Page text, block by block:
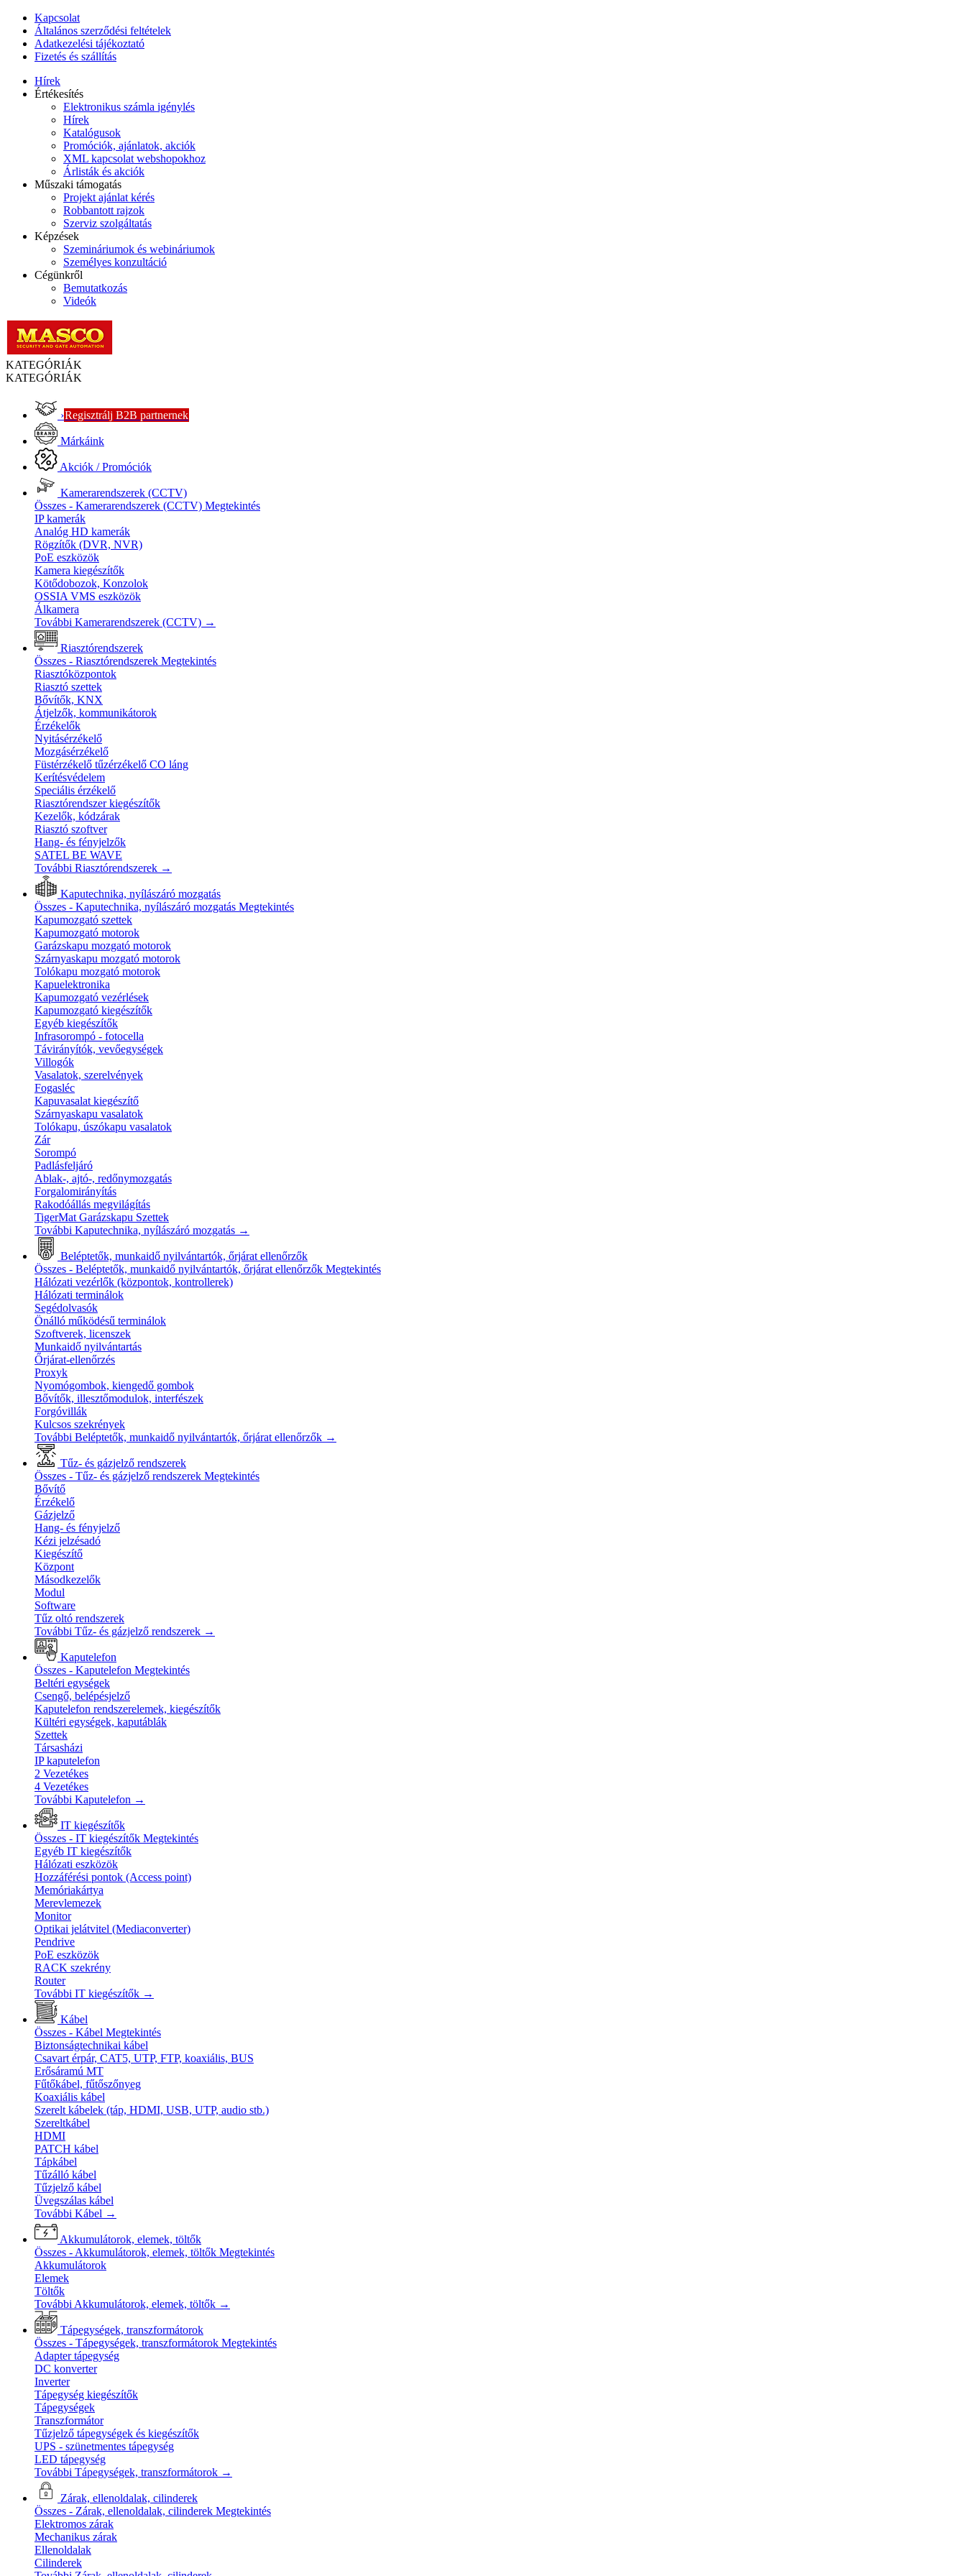
Kapcsolat
Általános szerződési feltételek
Adatkezelési tájékoztató
Fizetés és szállítás
Hírek
Értékesítés
Elektronikus számla igénylés
Hírek
Katalógusok
Promóciók, ajánlatok, akciók
XML kapcsolat webshopokhoz
Árlisták és akciók
Műszaki támogatás
Projekt ajánlat kérés
Robbantott rajzok
Szerviz szolgáltatás
Képzések
Szemináriumok és webináriumok
Személyes konzultáció
Cégünkről
Bemutatkozás
Videók
KATEGÓRIÁK
KATEGÓRIÁK
›Regisztrálj B2B partnernek
Márkáink
Akciók / Promóciók
Kamerarendszerek (CCTV)
Összes - Kamerarendszerek (CCTV) Megtekintés
IP kamerák
Analóg HD kamerák
Rögzítők (DVR, NVR)
PoE eszközök
Kamera kiegészítők
Kötődobozok, Konzolok
OSSIA VMS eszközök
Álkamera
További Kamerarendszerek (CCTV) →
Riasztórendszerek
Összes - Riasztórendszerek Megtekintés
Riasztóközpontok
Riasztó szettek
Bővítők, KNX
Átjelzők, kommunikátorok
Érzékelők
Nyitásérzékelő
Mozgásérzékelő
Füstérzékelő tűzérzékelő CO láng
Kerítésvédelem
Speciális érzékelő
Riasztórendszer kiegészítők
Kezelők, kódzárak
Riasztó szoftver
Hang- és fényjelzők
SATEL BE WAVE
További Riasztórendszerek →
Kaputechnika, nyílászáró mozgatás
Összes - Kaputechnika, nyílászáró mozgatás Megtekintés
Kapumozgató szettek
Kapumozgató motorok
Garázskapu mozgató motorok
Szárnyaskapu mozgató motorok
Tolókapu mozgató motorok
Kapuelektronika
Kapumozgató vezérlések
Kapumozgató kiegészítők
Egyéb kiegészítők
Infrasorompó - fotocella
Távirányítók, vevőegységek
Villogók
Vasalatok, szerelvények
Fogasléc
Kapuvasalat kiegészítő
Szárnyaskapu vasalatok
Tolókapu, úszókapu vasalatok
Zár
Sorompó
Padlásfeljáró
Ablak-, ajtó-, redőnymozgatás
Forgalomirányítás
Rakodóállás megvilágítás
TigerMat Garázskapu Szettek
További Kaputechnika, nyílászáró mozgatás →
Beléptetők, munkaidő nyilvántartók, őrjárat ellenőrzők
Összes - Beléptetők, munkaidő nyilvántartók, őrjárat ellenőrzők Megtekintés
Hálózati vezérlők (központok, kontrollerek)
Hálózati terminálok
Segédolvasók
Önálló működésű terminálok
Szoftverek, licenszek
Munkaidő nyilvántartás
Őrjárat-ellenőrzés
Proxyk
Nyomógombok, kiengedő gombok
Bővítők, illesztőmodulok, interfészek
Forgóvillák
Kulcsos szekrények
További Beléptetők, munkaidő nyilvántartók, őrjárat ellenőrzők →
Tűz- és gázjelző rendszerek
Összes - Tűz- és gázjelző rendszerek Megtekintés
Bővítő
Érzékelő
Gázjelző
Hang- és fényjelző
Kézi jelzésadó
Kiegészítő
Központ
Másodkezelők
Modul
Software
Tűz oltó rendszerek
További Tűz- és gázjelző rendszerek →
Kaputelefon
Összes - Kaputelefon Megtekintés
Beltéri egységek
Csengő, belépésjelző
Kaputelefon rendszerelemek, kiegészítők
Kültéri egységek, kaputáblák
Szettek
Társasházi
IP kaputelefon
2 Vezetékes
4 Vezetékes
További Kaputelefon →
IT kiegészítők
Összes - IT kiegészítők Megtekintés
Egyéb IT kiegészítők
Hálózati eszközök
Hozzáférési pontok (Access point)
Memóriakártya
Merevlemezek
Monitor
Optikai jelátvitel (Mediaconverter)
Pendrive
PoE eszközök
RACK szekrény
Router
További IT kiegészítők →
Kábel
Összes - Kábel Megtekintés
Biztonságtechnikai kábel
Csavart érpár, CAT5, UTP, FTP, koaxiális, BUS
Erősáramú MT
Fűtőkábel, fűtőszőnyeg
Koaxiális kábel
Szerelt kábelek (táp, HDMI, USB, UTP, audio stb.)
Szereltkábel
HDMI
PATCH kábel
Tápkábel
Tűzálló kábel
Tűzjelző kábel
Üvegszálas kábel
További Kábel →
Akkumulátorok, elemek, töltők
Összes - Akkumulátorok, elemek, töltők Megtekintés
Akkumulátorok
Elemek
Töltők
További Akkumulátorok, elemek, töltők →
Tápegységek, transzformátorok
Összes - Tápegységek, transzformátorok Megtekintés
Adapter tápegység
DC konverter
Inverter
Tápegység kiegészítők
Tápegységek
Transzformátor
Tűzjelző tápegységek és kiegészítők
UPS - szünetmentes tápegység
LED tápegység
További Tápegységek, transzformátorok →
Zárak, ellenoldalak, cilinderek
Összes - Zárak, ellenoldalak, cilinderek Megtekintés
Elektromos zárak
Mechanikus zárak
Ellenoldalak
Cilinderek